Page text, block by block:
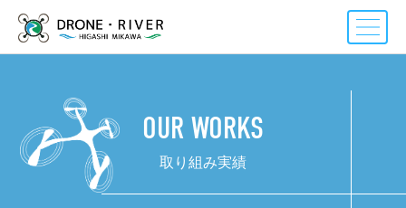
content
OUR WORKS
取り組み実績